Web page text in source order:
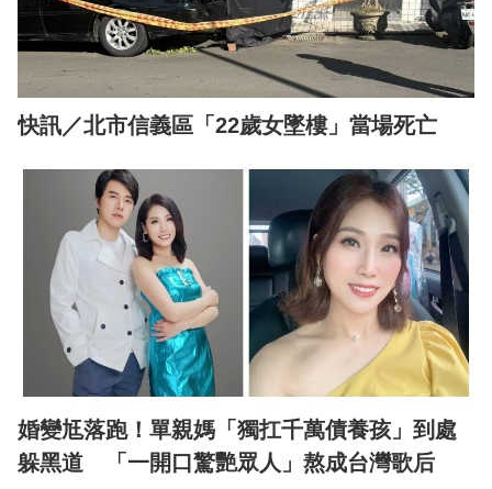
快訊／北市信義區「22歲女墜樓」當場死亡
婚變尪落跑！單親媽「獨扛千萬債養孩」到處
躲黑道 「一開口驚艷眾人」熬成台灣歌后